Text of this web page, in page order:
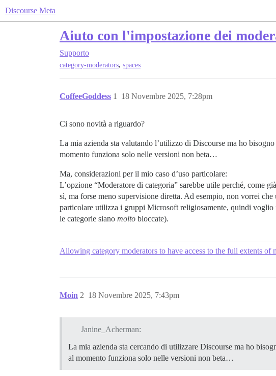
Discourse Meta
Aiuto con l'impostazione dei
Supporto
category-moderators, spaces
CoffeeGoddess 18 Novembre 2025, 7:28pm
1
Ci sono novità a riguardo?
La mia azienda sta valutando l’utilizzo di Discourse ma ho
momento funziona solo nelle versioni non beta…
Ma, considerazioni per il mio caso d’uso particolare:
L’opzione “Moderatore di categoria” sarebbe utile perché, come
sì, ma forse meno supervisione diretta. Ad esempio, non vorrei
particolare utilizza i gruppi Microsoft religiosamente, quindi
le categorie siano molto bloccate).
Allowing category moderators to have access to the full extents
Moin 18 Novembre 2025, 7:43pm
2
Janine_Acherman:
La mia azienda sta cercando di utilizzare Discourse ma ho
al momento funziona solo nelle versioni non beta…